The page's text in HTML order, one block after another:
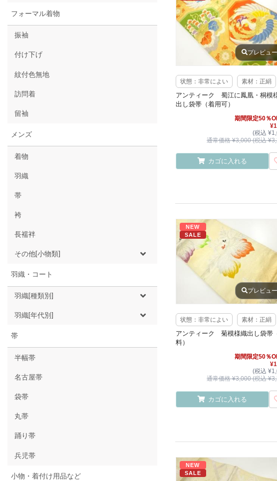
フォーマル着物
振袖
付け下げ
紋付色無地
訪問着
留袖
メンズ
着物
羽織
帯
袴
長襦袢
その他[小物類]
羽織・コート
羽織[種類別]
羽織[年代別]
帯
半幅帯
名古屋帯
袋帯
丸帯
踊り帯
兵児帯
小物・着付け用品など
プレビュー
状態：非常によい 素材：正絹
アンティーク 蜀江に鳳凰・桐模
出し袋帯（着用可）
期間限定50％
(税込
通常価格 ¥3,000 (税込
カゴに入れる
NEW
SALE
プレビュー
状態：非常によい 素材：正絹
アンティーク 菊模様織出し袋帯
料）
期間限定50％
(税込
通常価格 ¥3,000 (税込
カゴに入れる
NEW
SALE